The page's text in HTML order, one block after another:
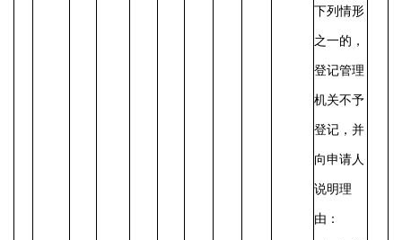
下列情形
之一的，
登记管理
机关不予
登记，并
向申请人
说明理
由：